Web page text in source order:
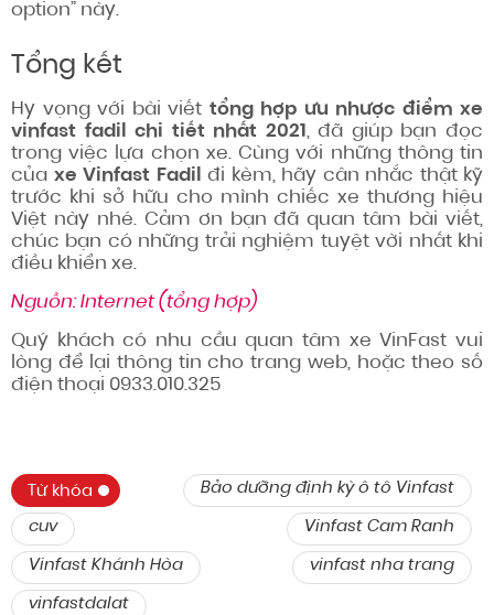
option” này.
Tổng kết
Hy vọng với bài viết tổng hợp ưu nhược điểm xe
vinfast fadil chi tiết nhất 2021, đã giúp bạn đọc
trong việc lựa chọn xe. Cùng với những thông tin
của xe Vinfast Fadil đi kèm, hãy cân nhắc thật kỹ
trước khi sở hữu cho mình chiếc xe thương hiệu
Việt này nhé. Cảm ơn bạn đã quan tâm bài viết,
chúc bạn có những trải nghiệm tuyệt vời nhất khi
điều khiển xe.
Nguồn: Internet (tổng hợp)
Quý khách có nhu cầu quan tâm xe VinFast vui
lòng để lại thông tin cho trang web, hoặc theo số
điện thoại 0933.010.325
Từ khóa Bảo dưỡng định kỳ ô tô Vinfast
cuv Vinfast Cam Ranh
Vinfast Khánh Hòa vinfast nha trang
vinfastdalat